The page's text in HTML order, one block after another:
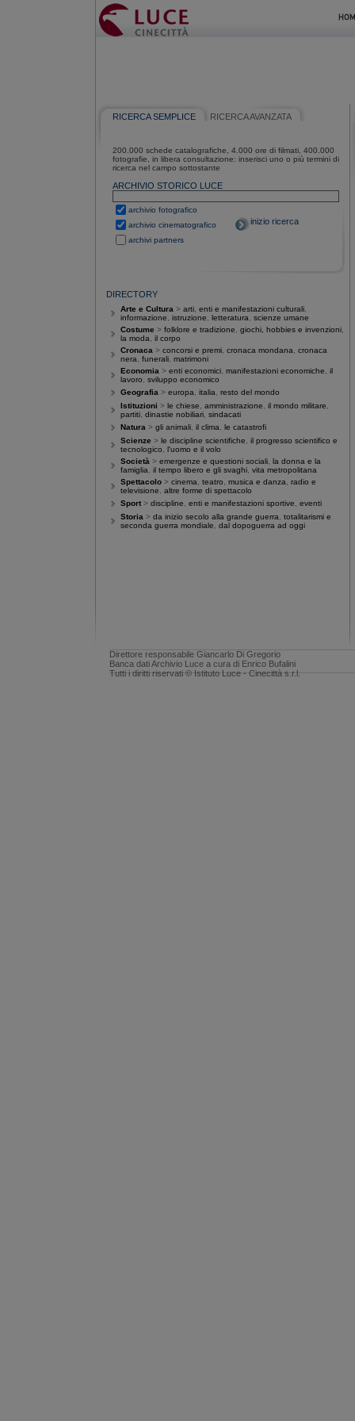
Direttore responsabile Giancarlo Di Gregorio
Banca dati Archivio Luce a cura di Enrico Bufalini
Tutti i diritti riservati © Istituto Luce - Cinecittà s.r.l.